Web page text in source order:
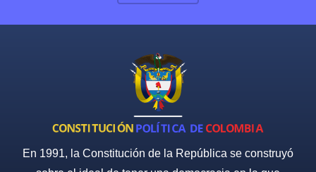
En 1991, la Constitución de la República se construyó